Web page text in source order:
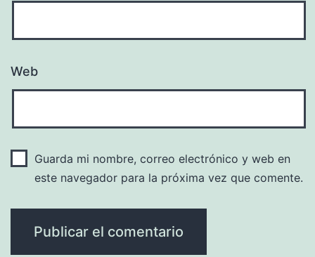
Web
Guarda mi nombre, correo electrónico y web en
este navegador para la próxima vez que comente.